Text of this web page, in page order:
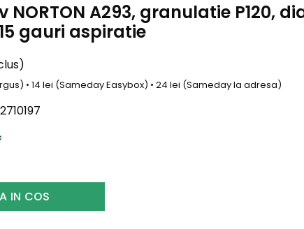
NORTON A293, granulatie P120,
gauri aspiratie
• 14 lei (Sameday Easybox) • 24 lei (Sameday la adresa)
IN COS